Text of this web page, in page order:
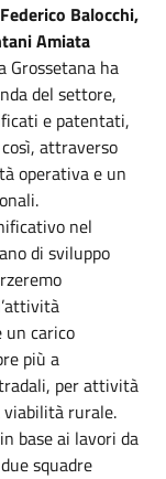
Balocchi,
Amiata
Grossetana ha
del settore,
e patentati,
attraverso
operativa e un
nel
di sviluppo
un carico
più a
per attività
viabilità rurale.
base ai lavori da
squadre